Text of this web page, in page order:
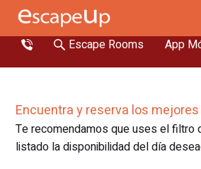
Escape Rooms App
Encuentra y reserva los
Te recomendamos que uses el filtro
listado la disponibilidad del día